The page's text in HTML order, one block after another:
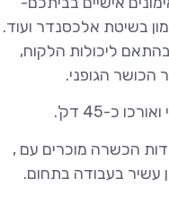
בשיטת אלכסנדר ועוד.
ליכולות הלקוח,
הכושר הגופני.
כ-45 דק'.
הכשרה מוכרים עם ,
עשיר בעבודה בתחום.